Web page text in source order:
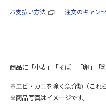
お支払い方法 注文のキャン
商品に「小麦」「そば」「卵」「
※エビ・カニを除く魚介類（これ
※商品写真はイメージです。